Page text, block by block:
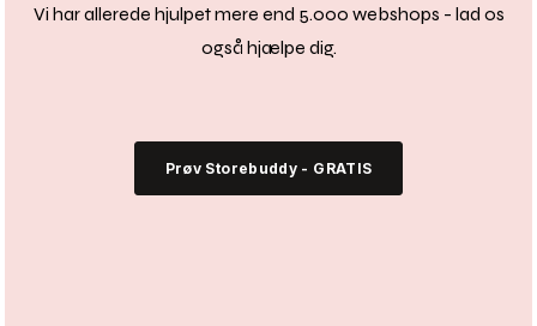
Vi har allerede hjulpet mere end 5.000 webshops - lad os
også hjælpe dig.
Prøv Storebuddy - GRATIS